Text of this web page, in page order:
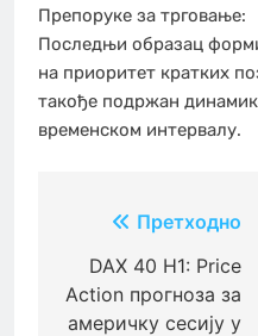
Препоруке за трговање:
Последњи образац
на приоритет кратких
такође подржан
временском интервалу.
Кретање
чланка
Претходно
DAX 40 H1: Price
Action прогноза за
америчку сесију у